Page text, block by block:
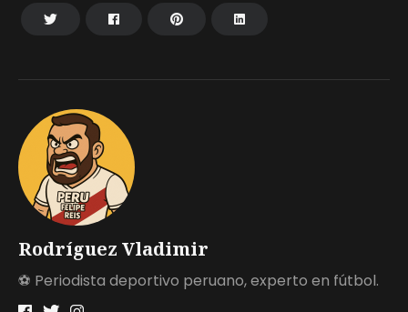
Rodríguez Vladimir
⚽ Periodista deportivo peruano, experto en fútbol.